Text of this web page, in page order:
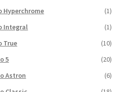
Hyperchrome
(1)
Integral
(1)
True
(10)
5
(20)
Astron
(6)